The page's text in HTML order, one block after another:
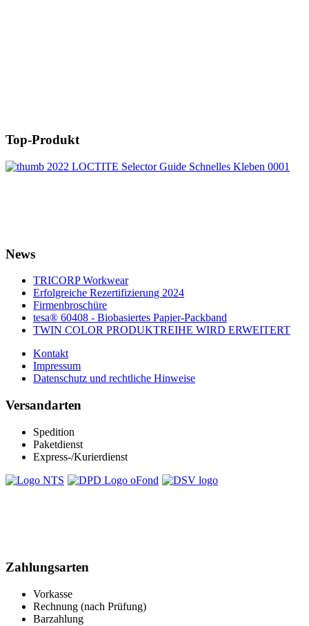
Top-Produkt
News
TRICORP Workwear
Erfolgreiche Rezertifizierung 2024
Firmenbroschüre
tesa® 60408 - Biobasiertes Papier-Packband
TWIN COLOR PRODUKTREIHE WIRD ERWEITERT
Kontakt
Impressum
Datenschutz und rechtliche Hinweise
Versandarten
Spedition
Paketdienst
Express-/Kurierdienst
Zahlungsarten
Vorkasse
Rechnung (nach Prüfung)
Barzahlung